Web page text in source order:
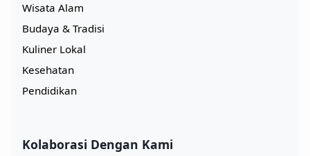
Wisata Alam
Budaya & Tradisi
Kuliner Lokal
Kesehatan
Pendidikan
Kolaborasi Dengan Kami